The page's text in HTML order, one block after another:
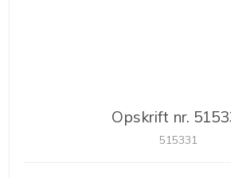
Opskrift nr.
515331